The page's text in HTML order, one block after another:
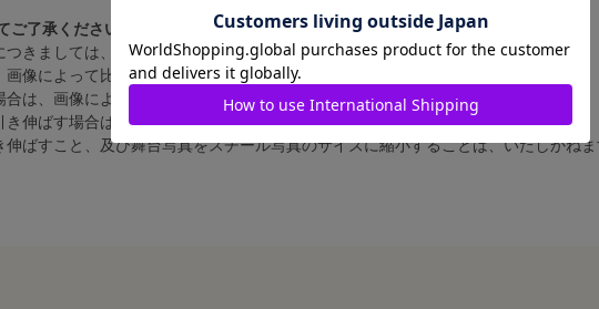
了承ください。
きましては、4辺に白フチが入ります。
像によって比率の都合上、（1）～（3）の何れかのサイズになります。
は、画像によって比率が異なりますが、上記のサイズに統一しております。
伸ばす場合は、白フチ無しの写真となります。
ばすこと、及び舞台写真をスチール写真のサイズに縮小することは、いたしかね